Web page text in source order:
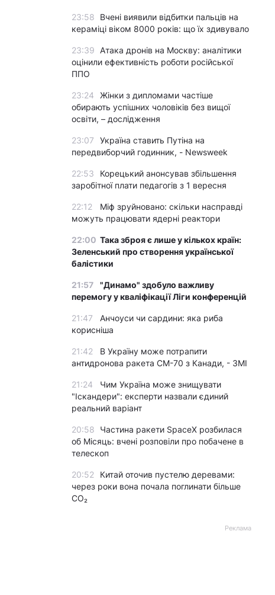
23:58
Вчені виявили відбитки пальців на
кераміці віком 8000 років: що їх здивувало
23:39
Атака дронів на Москву: аналітики
оцінили ефективність роботи російської
ППО
23:24
Жінки з дипломами частіше
обирають успішних чоловіків без вищої
освіти, – дослідження
23:07
Україна ставить Путіна на
передвиборчий годинник, - Newsweek
22:53
Корецький анонсував збільшення
заробітної плати педагогів з 1 вересня
22:12
Міф зруйновано: скільки насправді
можуть працювати ядерні реактори
22:00 Така зброя є лише у кількох країн:
Зеленський про створення української
балістики
21:57
"Динамо" здобуло важливу
перемогу у кваліфікації Ліги конференцій
21:47
Анчоуси чи сардини: яка риба
корисніша
21:42
В Україну може потрапити
антидронова ракета CM-70 з Канади, - ЗМІ
21:24
Чим Україна може знищувати
"Іскандери": експерти назвали єдиний
реальний варіант
20:58
Частина ракети SpaceX розбилася
об Місяць: вчені розповіли про побачене в
телескоп
20:52
Китай оточив пустелю деревами:
через роки вона почала поглинати більше
CO₂
Реклама